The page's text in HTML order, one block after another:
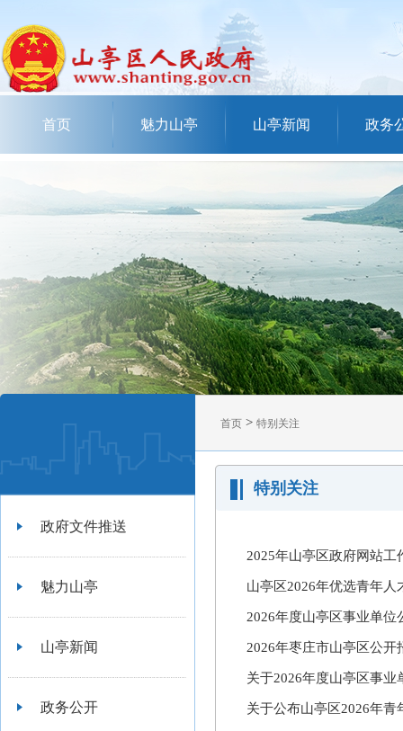
首页 魅力山亭 山亭新闻 政务
政府文件推送
魅力山亭
山亭新闻
政务公开
首页 > 特别关注
特别关注
2025年山亭区政府网站工
山亭区2026年优选青年人
2026年度山亭区事业单
2026年枣庄市山亭区公
关于2026年度山亭区事
关于公布山亭区2026年